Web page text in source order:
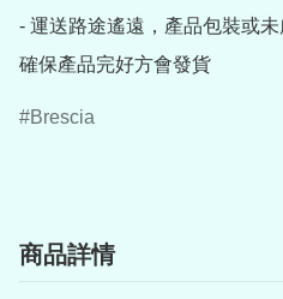
- 運送路途遙遠，產品包裝或
確保產品完好方會發貨
Brescia
商品詳情